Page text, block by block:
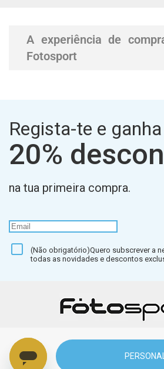
A experiência de
Fotosport
Regista-te e ganha
20%
na tua primeira compra.
(Não obrigatório)Quero subscrever a
todas as novidades e descontos